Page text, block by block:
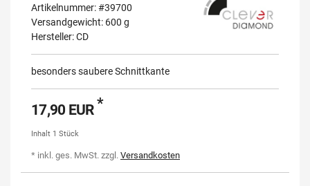
Artikelnummer: #39700
Versandgewicht: 600 g
Hersteller:CD
besonders saubere Schnittkante
17,90 EUR*
Inhalt 1 Stück
* inkl. ges. MwSt. zzgl. Versandkosten